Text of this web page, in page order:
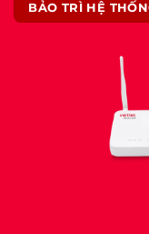
BẢO TRÌ HỆ